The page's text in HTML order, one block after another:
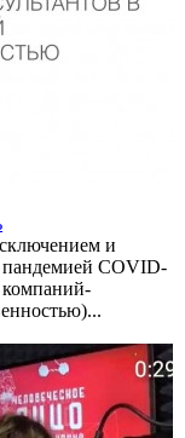
и
пандемией COVID-